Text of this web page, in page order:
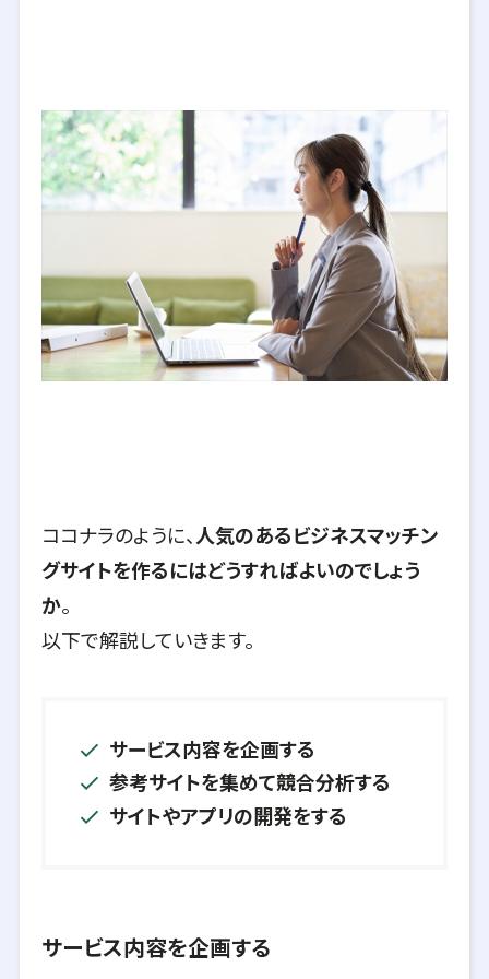
ココナラのように、 人気のあるビジネスマッチン
グサイトを作るにはどうすればよいのでしょう
か。
以下で解説していきます。
サービス内容を企画する
参考サイトを集めて競合分析する
サイトやアプリの開発をする
サービス内容を企画する